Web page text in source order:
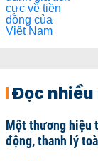
Đọc nhiều
Một thương hiệu
động, thanh lý